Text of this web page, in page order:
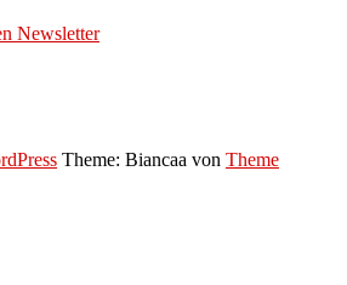
Newsletter
Theme: Biancaa von Theme